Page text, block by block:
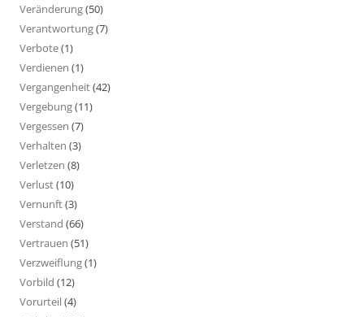
Veränderung(50)
Verantwortung(7)
Verbote(1)
Verdienen (1)
Vergangenheit(42)
Vergebung(11)
Vergessen (7)
Verhalten (3)
Verletzen (8)
Verlust(10)
Vernunft(3)
Verstand (66)
Vertrauen (51)
Verzweiflung(1)
Vorbild (12)
Vorurteil(4)